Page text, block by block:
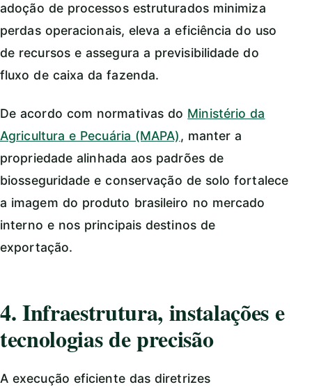
adoção de processos estruturados minimiza
perdas operacionais, eleva a eficiência do uso
de recursos e assegura a previsibilidade do
fluxo de caixa da fazenda.
De acordo com normativas do Ministério da
Agricultura e Pecuária (MAPA), manter a
propriedade alinhada aos padrões de
biosseguridade e conservação de solo fortalece
a imagem do produto brasileiro no mercado
interno e nos principais destinos de
exportação.
4. Infraestrutura, instalações e
tecnologias de precisão
A execução eficiente das diretrizes